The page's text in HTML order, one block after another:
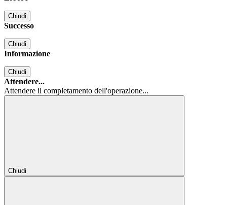
Chiudi
Successo
Chiudi
Informazione
Chiudi
Attendere...
Attendere il completamento dell'operazione...
Chiudi